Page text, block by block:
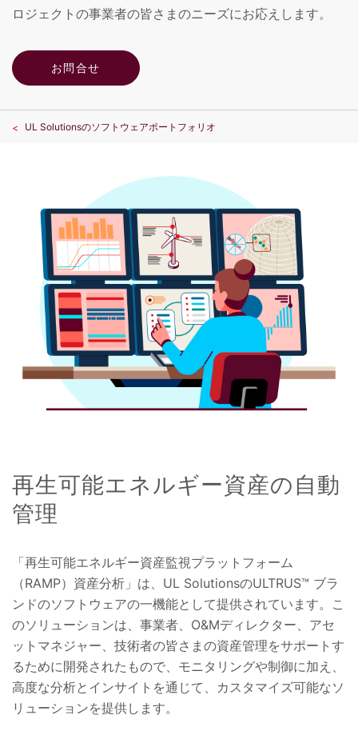
ロジェクトの事業者の皆さまのニーズにお応えします。
お問合せ
UL Solutionsのソフトウェアポートフォリオ
再生可能エネルギー資産の自動
管理
「再生可能エネルギー資産監視プラットフォーム
（RAMP）資産分析」は、UL SolutionsのULTRUS™ ブラ
ンドのソフトウェアの一機能として提供されています。こ
のソリューションは、事業者、O&Mディレクター、アセ
ットマネジャー、技術者の皆さまの資産管理をサポートす
るために開発されたもので、モニタリングや制御に加え、
高度な分析とインサイトを通じて、カスタマイズ可能なソ
リューションを提供します。